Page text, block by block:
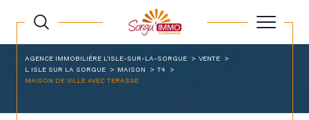
AGENCE IMMOBILIÈRE L'ISLE-SUR-LA-SORGUE
VENTE
L ISLE SUR LA SORGUE
MAISON
T4
MAISON DE VILLE AVEC TERASSE